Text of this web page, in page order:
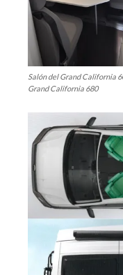
Salón del Grand California
Grand California 680